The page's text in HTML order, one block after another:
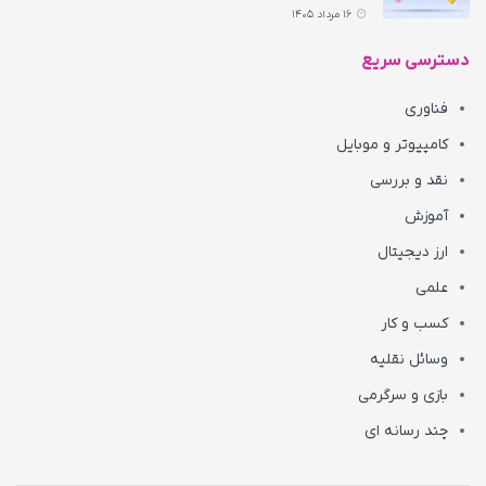
دسترسی سریع
فناوری
کامپیوتر و موبایل
نقد و بررسی
آموزش
ارز دیجیتال
علمی
کسب و کار
وسائل نقلیه
بازی و سرگرمی
چند رسانه ای